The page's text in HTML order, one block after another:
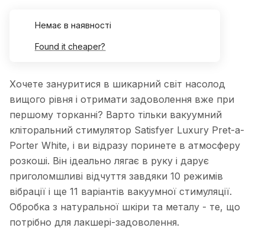
Немає в наявності
Found it cheaper?
Хочете зануритися в шикарний світ насолод
вищого рівня і отримати задоволення вже при
першому торканні? Варто тільки вакуумний
кліторальний стимулятор Satisfyer Luxury Pret-a-
Porter White, і ви відразу поринете в атмосферу
розкоші. Він ідеально лягає в руку і дарує
приголомшливі відчуття завдяки 10 режимів
вібрації і ще 11 варіантів вакуумної стимуляції.
Обробка з натуральної шкіри та металу - те, що
потрібно для лакшері-задоволення.